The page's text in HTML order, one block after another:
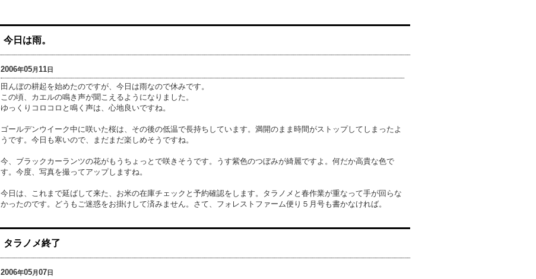
今日は雨。
2006年05月11日
田んぼの耕起を始めたのですが、今日は雨なので休みです。
この頃、カエルの鳴き声が聞こえるようになりました。
ゆっくりコロコロと鳴く声は、心地良いですね。
ゴールデンウイーク中に咲いた桜は、その後の低温で長持ちしています。満開のまま時間がストップしてしまったよ
うです。今日も寒いので、まだまだ楽しめそうですね。
今、ブラックカーランツの花がもうちょっとで咲きそうです。うす紫色のつぼみが綺麗ですよ。何だか高貴な色で
す。今度、写真を撮ってアップしますね。
今日は、これまで延ばして来た、お米の在庫チェックと予約確認をします。タラノメと春作業が重なって手が回らな
かったのです。どうもご迷惑をお掛けして済みません。さて、フォレストファーム便り５月号も書かなければ。
タラノメ終了
2006年05月07日